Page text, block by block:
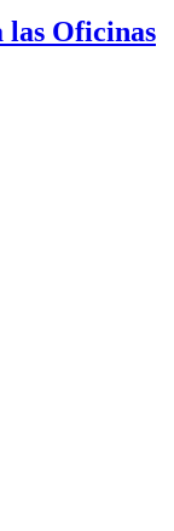
las Oficinas